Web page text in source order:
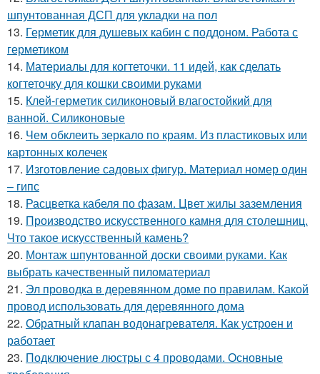
шпунтованная ДСП для укладки на пол
13. Герметик для душевых кабин с поддоном. Работа с
герметиком
14. Материалы для когтеточки. 11 идей, как сделать
когтеточку для кошки своими руками
15. Клей-герметик силиконовый влагостойкий для
ванной. Силиконовые
16. Чем обклеить зеркало по краям. Из пластиковых или
картонных колечек
17. Изготовление садовых фигур. Материал номер один
– гипс
18. Расцветка кабеля по фазам. Цвет жилы заземления
19. Производство искусственного камня для столешниц.
Что такое искусственный камень?
20. Монтаж шпунтованной доски своими руками. Как
выбрать качественный пиломатериал
21. Эл проводка в деревянном доме по правилам. Какой
провод использовать для деревянного дома
22. Обратный клапан водонагревателя. Как устроен и
работает
23. Подключение люстры с 4 проводами. Основные